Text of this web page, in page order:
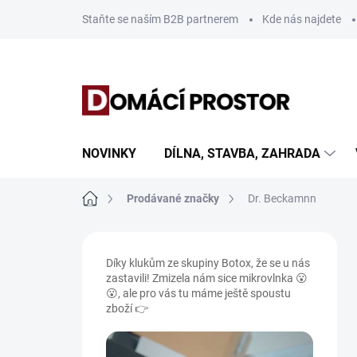
Staňte se naším B2B partnerem Kde nás najdete
NOVINKY DÍLNA, STAVBA, ZAHRADA
Domů Prodávané značky Dr. Beckamnn
Díky klukům ze skupiny Botox, že se u nás
zastavili! Zmizela nám sice mikrovlnka 😮
😮, ale pro vás tu máme ještě spoustu
zboží 👉